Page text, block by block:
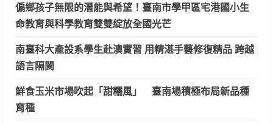
偏鄉孩子無限的潛能與希望！臺南市學甲區宅港國小生
命教育與科學教育雙雙綻放全國光芒
南臺科大產設系學生赴澳實習 用精湛手藝修復精品 跨越
語言隔閡
鮮食玉米市場吹起「甜糯風」 臺南場積極布局新品種
育種